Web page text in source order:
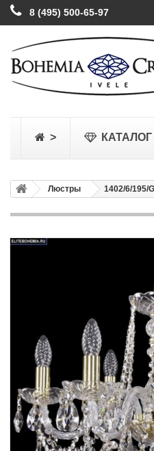
8 (495) 500-65-97
> КАТАЛОГ
Люстры 1402/6/195/